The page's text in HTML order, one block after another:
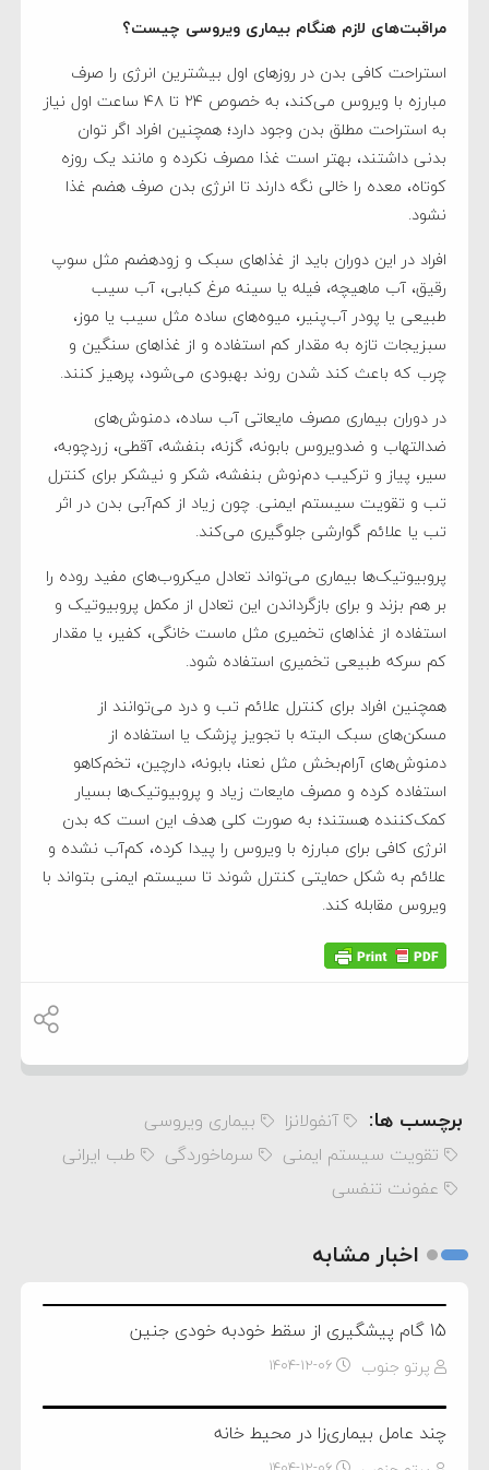
مراقبت‌های لازم هنگام بیماری ویروسی چیست؟
استراحت کافی بدن در روزهای اول بیشترین انرژی را صرف
مبارزه با ویروس می‌کند، به خصوص ۲۴ تا ۴۸ ساعت اول نیاز
به استراحت مطلق بدن وجود دارد؛ همچنین افراد اگر توان
بدنی داشتند، بهتر است غذا مصرف نکرده و مانند یک روزه
کوتاه، معده را خالی نگه دارند تا انرژی بدن صرف هضم غذا
نشود.
افراد در این دوران باید از غذاهای سبک و زودهضم مثل سوپ
رقیق، آب ماهیچه، فیله یا سینه مرغ کبابی، آب سیب
طبیعی یا پودر آب‌پنیر، میوه‌های ساده مثل سیب یا موز،
سبزیجات تازه به مقدار کم استفاده و از غذاهای سنگین و
چرب که باعث کند شدن روند بهبودی می‌شود، پرهیز کنند.
در دوران بیماری مصرف مایعاتی آب ساده، دمنوش‌های
ضدالتهاب و ضدویروس بابونه، گزنه، بنفشه، آقطی، زردچوبه،
سیر، پیاز و ترکیب دم‌نوش بنفشه، شکر و نیشکر برای کنترل
تب و تقویت سیستم ایمنی. چون زیاد از کم‌آبی بدن در اثر
تب یا علائم گوارشی جلوگیری می‌کند.
پروبیوتیک‌ها بیماری می‌تواند تعادل میکروب‌های مفید روده را
بر هم بزند و برای بازگرداندن این تعادل از مکمل پروبیوتیک و
استفاده از غذاهای تخمیری مثل ماست خانگی، کفیر، یا مقدار
کم سرکه طبیعی تخمیری استفاده شود.
همچنین افراد برای کنترل علائم تب و درد می‌توانند از
مسکن‌های سبک البته با تجویز پزشک یا استفاده از
دمنوش‌های آرام‌بخش مثل نعنا، بابونه، دارچین، تخم‌کاهو
استفاده کرده و مصرف مایعات زیاد و پروبیوتیک‌ها بسیار
کمک‌کننده هستند؛ به صورت کلی هدف این است که بدن
انرژی کافی برای مبارزه با ویروس را پیدا کرده، کم‌آب نشده و
علائم به شکل حمایتی کنترل شوند تا سیستم ایمنی بتواند با
ویروس مقابله کند.
برچسب ها: آنفولانزا
بیماری ویروسی
تقویت سیستم ایمنی
سرماخوردگی
طب ایرانی
عفونت تنفسی
اخبار مشابه
15 گام پیشگیری از سقط خودبه خودی جنین
پرتو جنوب ۱۴۰۴-۱۲-۰۶
چند عامل بیماری‌زا در محیط خانه